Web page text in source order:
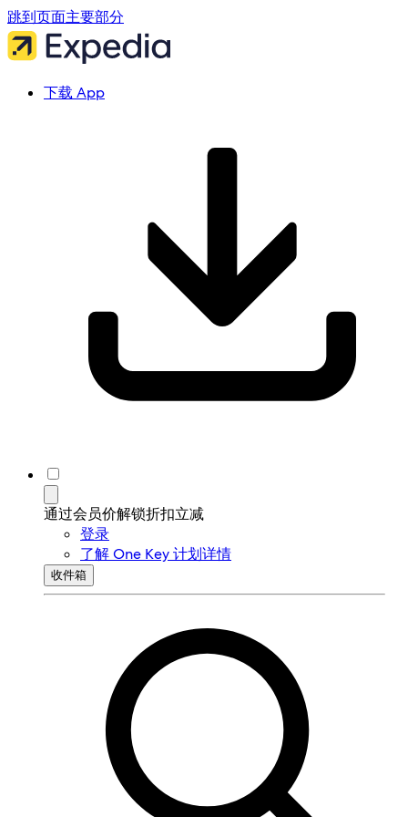
跳到页面主要部分
下载 App
通过会员价解锁折扣立减
登录
了解 One Key 计划详情
收件箱